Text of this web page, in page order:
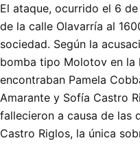
El ataque, ocurrido el 6
de la calle Olavarría al
sociedad. Según la
bomba tipo Molotov en la
encontraban Pamela
Amarante y Sofía Castro
fallecieron a causa de las
Castro Riglos, la única